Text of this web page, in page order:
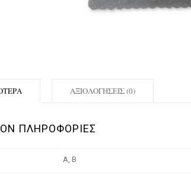
ΠΛΗΡΟΦΟΡΊΕΣ
A, B
ΑΞΙΟΛΟΓΉΣΕΙΣ (0)